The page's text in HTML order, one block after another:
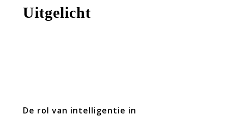
Uitgelicht
De rol van intelligentie in